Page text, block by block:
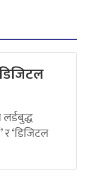
‘डिजिटल